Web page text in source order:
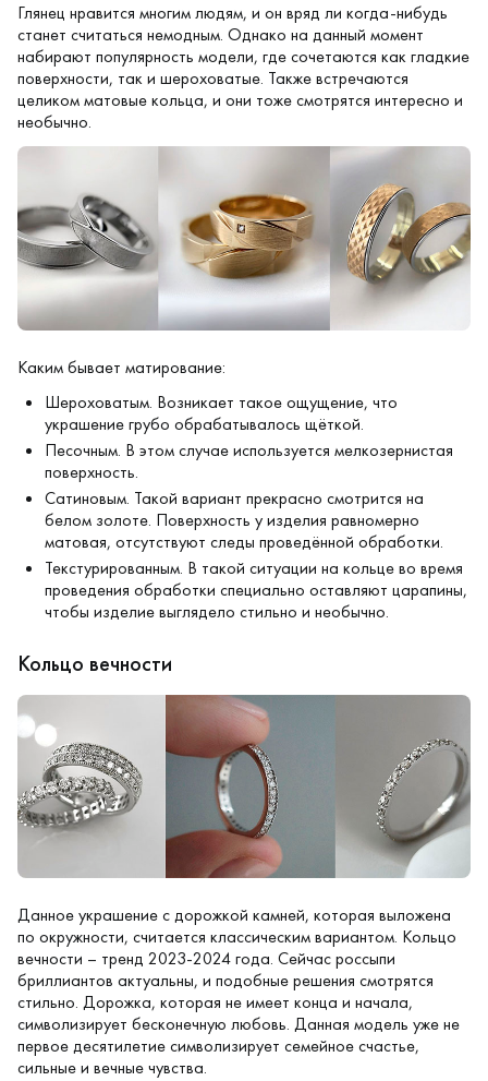
Глянец нравится многим людям, и он вряд ли когда-нибудь
станет считаться немодным. Однако на данный момент
набирают популярность модели, где сочетаются как гладкие
поверхности, так и шероховатые. Также встречаются
целикомматовые кольца, и они тоже смотрятся интересно и
необычно.
Каким бывает матирование:
Шероховатым. Возникает такое ощущение, что
украшение грубо обрабатывалось щёткой.
Песочным. В этом случае используется мелкозернистая
поверхность.
Сатиновым. Такой вариант прекрасно смотрится на
белом золоте. Поверхность у изделия равномерно
матовая, отсутствуют следы проведённой обработки.
Текстурированным. В такой ситуации на кольце во время
проведения обработки специально оставляют царапины,
чтобы изделие выглядело стильно и необычно.
Кольцо вечности
Данное украшение с дорожкой камней, которая выложена
по окружности, считается классическим вариантом. Кольцо
вечности – тренд 2023-2024 года. Сейчас россыпи
бриллиантов актуальны, и подобные решения смотрятся
стильно. Дорожка, которая не имеет конца и начала,
символизирует бесконечную любовь. Данная модель уже не
первое десятилетие символизирует семейное счастье,
сильные и вечные чувства.